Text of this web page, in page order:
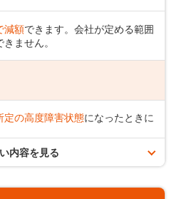
減額できます。会社が定める範囲
ません。
定の高度障害状態になったときに
同額の保険金額
内容を見る